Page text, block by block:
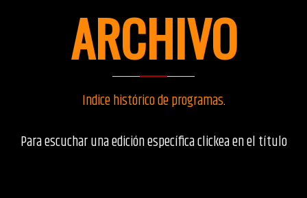
ARCHIVO
Indice histórico de programas.
Para escuchar una edición específica clickea en el título